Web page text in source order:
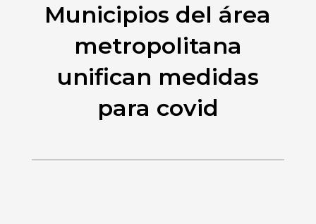
Municipios del área
metropolitana
unifican medidas
para covid